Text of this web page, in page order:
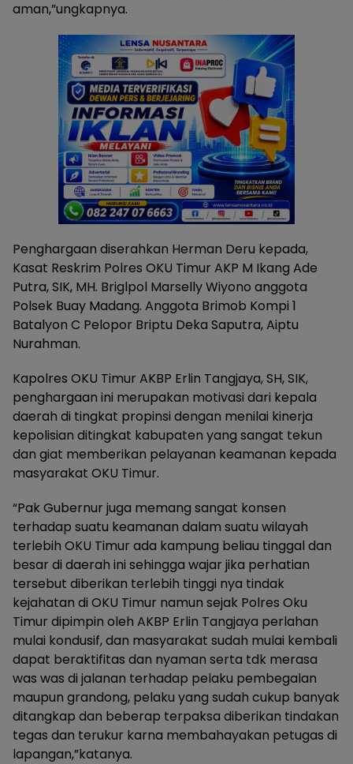
aman,”ungkapnya.
Penghargaan diserahkan Herman Deru kepada,
Kasat Reskrim Polres OKU Timur AKP M Ikang Ade
Putra, SIK, MH. Briglpol Marselly Wiyono anggota
Polsek Buay Madang. Anggota Brimob Kompi 1
Batalyon C Pelopor Briptu Deka Saputra, Aiptu
Nurahman.
Kapolres OKU Timur AKBP Erlin Tangjaya, SH, SIK,
penghargaan ini merupakan motivasi dari kepala
daerah di tingkat propinsi dengan menilai kinerja
kepolisian ditingkat kabupaten yang sangat tekun
dan giat memberikan pelayanan keamanan kepada
masyarakat OKU Timur.
“Pak Gubernur juga memang sangat konsen
terhadap suatu keamanan dalam suatu wilayah
terlebih OKU Timur ada kampung beliau tinggal dan
besar di daerah ini sehingga wajar jika perhatian
tersebut diberikan terlebih tinggi nya tindak
kejahatan di OKU Timur namun sejak Polres Oku
Timur dipimpin oleh AKBP Erlin Tangjaya perlahan
mulai kondusif, dan masyarakat sudah mulai kembali
dapat beraktifitas dan nyaman serta tdk merasa
was was di jalanan terhadap pelaku pembegalan
maupun grandong, pelaku yang sudah cukup banyak
ditangkap dan beberap terpaksa diberikan tindakan
tegas dan terukur karna membahayakan petugas di
lapangan,”katanya.